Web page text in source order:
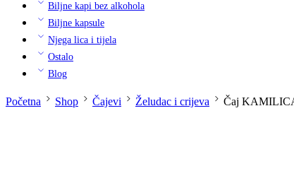
Biljne kapi bez alkohola
Biljne kapsule
Njega lica i tijela
Ostalo
Blog
Početna Shop Čajevi Želudac i crijeva Čaj